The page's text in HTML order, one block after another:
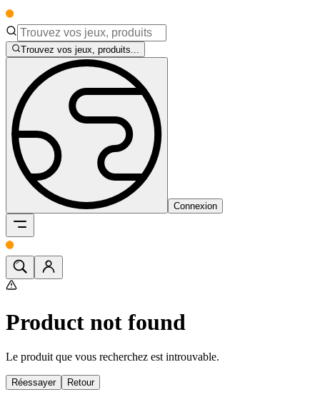
Trouvez vos jeux, produits...
Connexion
Product not found
Le produit que vous recherchez est introuvable.
Réessayer Retour